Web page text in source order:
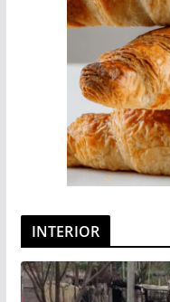
INTERIOR